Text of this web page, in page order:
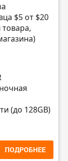
$5 от $20
(до 128GB)
ПОДРОБНЕЕ